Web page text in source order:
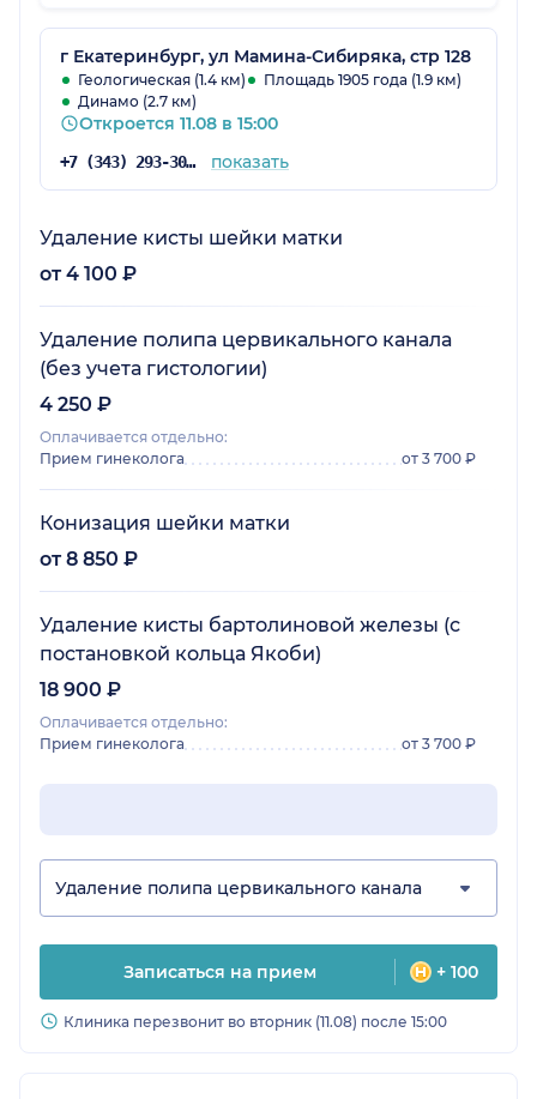
г Екатеринбург, ул Мамина-Сибиряка, стр 128
Геологическая (1.4 км)
Площадь 1905 года (1.9 км)
Динамо (2.7 км)
Откроется 11.08 в 15:00
+7 (343) 293-30-81 показать
Удаление кисты шейки матки
от 4 100 ₽
Удаление полипа цервикального канала
(без учета гистологии)
4 250 ₽
Оплачивается отдельно:
Прием гинеколога
от 3 700 ₽
Конизация шейки матки
от 8 850 ₽
Удаление кисты бартолиновой железы (с
постановкой кольца Якоби)
18 900 ₽
Оплачивается отдельно:
Прием гинеколога
от 3 700 ₽
Удаление полипа цервикального канала
Записаться на прием + 100
Клиника перезвонит во вторник (11.08) после 15:00